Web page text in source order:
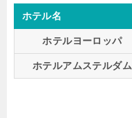
ホテル名
ホテルヨーロッパ
ホテルアムステルダム